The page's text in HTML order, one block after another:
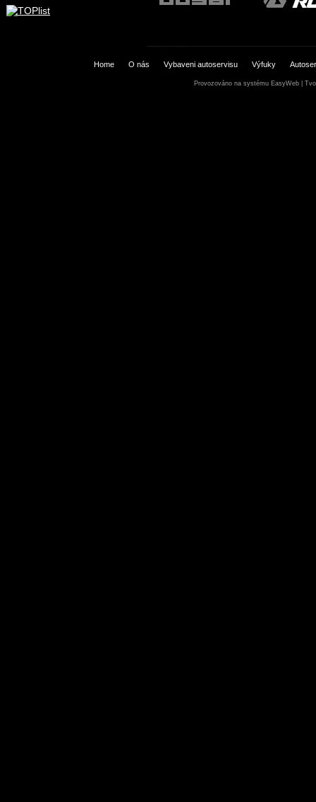
Home O nás Vybaveni autoservisu Výfuky
Provozováno na systému EasyWeb|